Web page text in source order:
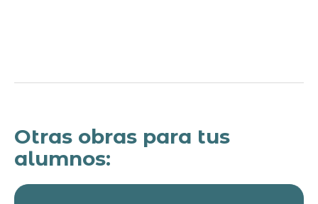
Otras obras para tus
alumnos: